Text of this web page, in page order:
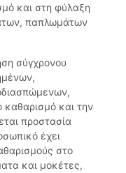
και στη φύλαξη
παπλωμάτων
σύγχρονου
καθαρισμό και την
προστασία
έχει
στο
και μοκέτες,